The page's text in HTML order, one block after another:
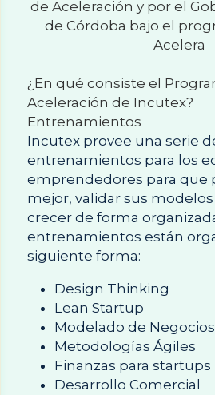
de Aceleración y por el
de Córdoba bajo el
Acelera
¿En qué consiste el
Aceleración de Incutex?
Entrenamientos
Incutex provee una serie
entrenamientos para los
emprendedores para que
mejor, validar sus
crecer de forma
entrenamientos están
siguiente forma:
Design Thinking
Lean Startup
Modelado de Negocios
Metodologías Ágiles
Finanzas para startups
Desarrollo Comercial